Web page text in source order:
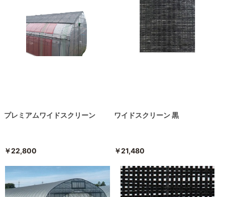
プレミアムワイドスクリーン
￥22,800
ワイドスクリーン 黒
￥21,480